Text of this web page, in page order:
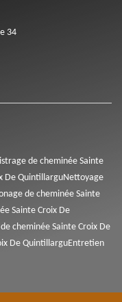
34
de cheminée Sainte
De QuintillarguNettoyage
de cheminée Sainte
Sainte Croix De
cheminée Sainte Croix De
De QuintillarguEntretien